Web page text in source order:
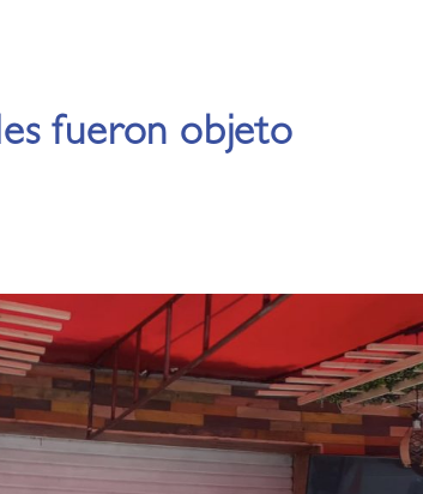
fueron objeto